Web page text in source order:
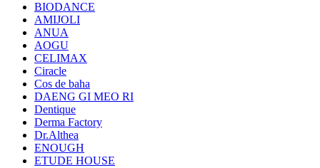
BIODANCE
AMIJOLI
ANUA
AOGU
CELIMAX
Ciracle
Cos de baha
DAENG GI MEO RI
Dentique
Derma Factory
Dr.Althea
ENOUGH
ETUDE HOUSE